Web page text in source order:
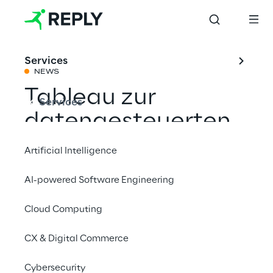
Services
Services
Artificial Intelligence
AI-powered Software Engineering
Cloud Computing
CX & Digital Commerce
Cybersecurity
NEWS
Tableau zur
datengesteuerten
Salesforce